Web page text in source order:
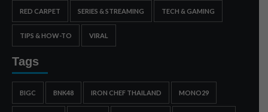
RED CARPET SERIES & STREAMING TECH & GAMING
TIPS & HOW-TO VIRAL
Tags
BIGC BNK48 IRON CHEF THAILAND MONO29